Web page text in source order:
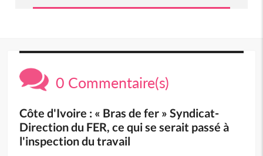
0 Commentaire(s)
Côte d'Ivoire : « Bras de fer » Syndicat-
Direction du FER, ce qui se serait passé à
l'inspection du travail